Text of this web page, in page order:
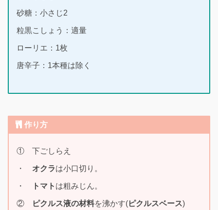
砂糖：小さじ2
粒黒こしょう：適量
ローリエ：1枚
唐辛子：1本種は除く
作り方
① 下ごしらえ
・ オクラは小口切り。
・ トマト は粗みじん。
② ピクルス液の材料を沸かす(ピクルスベース)